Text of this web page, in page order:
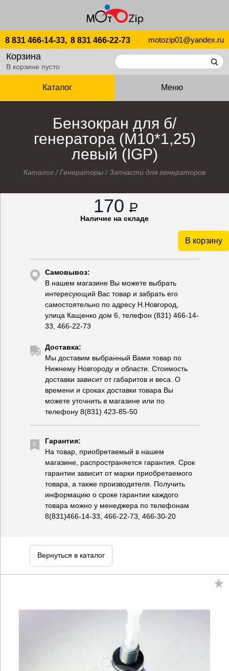
8 831 466-14-33, 8 831 466-22-73 motozip01@yandex.ru
Корзина
В корзине пусто
Каталог Меню
Бензокран для б/
генератора (М10*1,25)
левый (IGP)
Каталог /Генераторы /Запчасти для генераторов
170 P
Наличие на складе
В корзину
Самовывоз:
В нашем магазине Вы можете выбрать
интересующий Вас товар и забрать его
самостоятельно по адресу Н.Новгород,
улица Кащенко дом 6, телефон (831) 466-14-
33, 466-22-73
Доставка:
Мы доставим выбранный Вами товар по
Нижнему Новгороду и области. Стоимость
доставки зависит от габаритов и веса. О
времени и сроках доставки товара Вы
можете уточнить в магазине или по
телефону 8(831) 423-85-50
Гарантия:
На товар, приобретаемый в нашем
магазине, распространяется гарантия. Срок
гарантии зависит от марки приобретаемого
товара, а также производителя. Получить
информацию о сроке гарантии каждого
товара можно у менеджера по телефонам
8(831)466-14-33, 466-22-73, 466-30-20
Вернуться в каталог